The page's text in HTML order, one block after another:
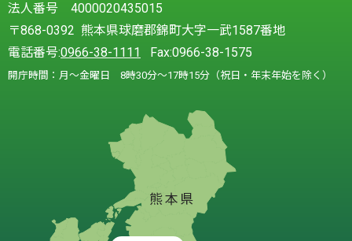
法人番号 4000020435015
〒868-0392 熊本県球磨郡錦町大字一武1587番地
電話番号:0966-38-1111 Fax:0966-38-1575
開庁時間：月～金曜日 8時30分～17時15分（祝日・年末年始を除く）